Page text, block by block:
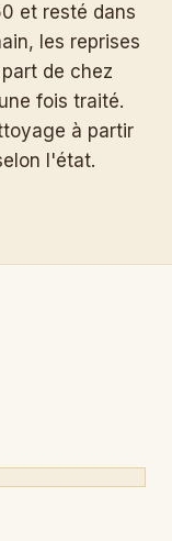
et resté dans
les reprises
de chez
fois traité.
à partir
l'état.